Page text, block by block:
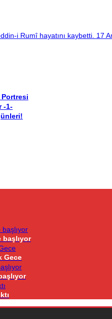
i Rumî hayatını kaybetti. 17
-1-
başlıyor
Gece